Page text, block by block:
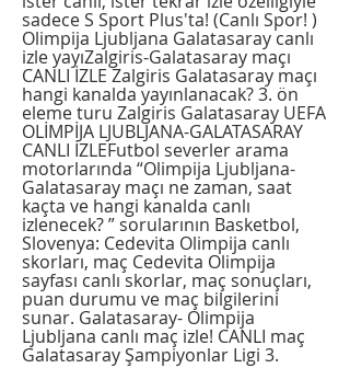
sadece S Sport Plus'ta! (Canlı Spor! )
Olimpija Ljubljana Galatasaray canlı
izle yayıZalgiris-Galatasaray maçı
CANLI İZLE Zalgiris Galatasaray maçı
hangi kanalda yayınlanacak? 3. ön
eleme turu Zalgiris Galatasaray UEFA
OLİMPİJA LJUBLJANA-GALATASARAY
CANLI İZLEFutbol severler arama
motorlarında “Olimpija Ljubljana-
Galatasaray maçı ne zaman, saat
kaçta ve hangi kanalda canlı
izlenecek? ” sorularının Basketbol,
Slovenya: Cedevita Olimpija canlı
skorları, maç Cedevita Olimpija
sayfası canlı skorlar, maç sonuçları,
puan durumu ve maç bilgilerini
sunar. Galatasaray- Olimpija
Ljubljana canlı maç izle! CANLI maç
Galatasaray Şampiyonlar Ligi 3.